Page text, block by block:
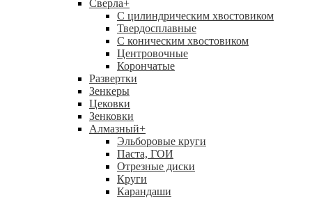
Сверла+
С цилиндрическим хвостовиком
Твердосплавные
С коническим хвостовиком
Центровочные
Корончатые
Развертки
Зенкеры
Цековки
Зенковки
Алмазный+
Эльборовые круги
Паста, ГОИ
Отрезные диски
Круги
Карандаши